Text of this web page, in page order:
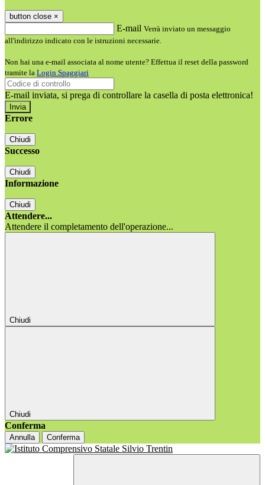
button close ×
E-mail Verrà inviato un messaggio
all'indirizzo indicato con le istruzioni necessarie.
Non hai una e-mail associata al nome utente? Effettua il reset della password
tramite la Login Spaggiari
E-mail inviata, si prega di controllare la casella di posta elettronica!
Errore
Chiudi
Successo
Chiudi
Informazione
Chiudi
Attendere...
Attendere il completamento dell'operazione...
Chiudi
Chiudi
Conferma
Annulla Conferma